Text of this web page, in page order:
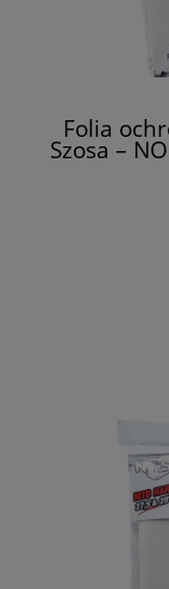
Folia
Szosa –